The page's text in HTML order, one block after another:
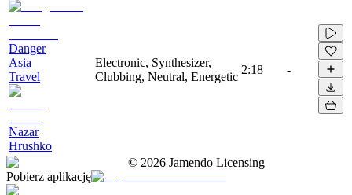
Danger
Asia
Travel
Nazar
Hrushko
Electronic, Synthesizer,
Clubbing, Neutral, Energetic
2:18 -
© 2026 Jamendo Licensing
Pobierz aplikację